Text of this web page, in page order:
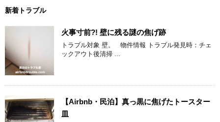
新着トラブル
火事寸前?! 壁に残る謎の焦げ跡
トラブル対象 壁。 物件情報 トラブル発見時：チェ
ックアウト後清掃 ...
【Airbnb・民泊】真っ黒に焦げたトースター
皿